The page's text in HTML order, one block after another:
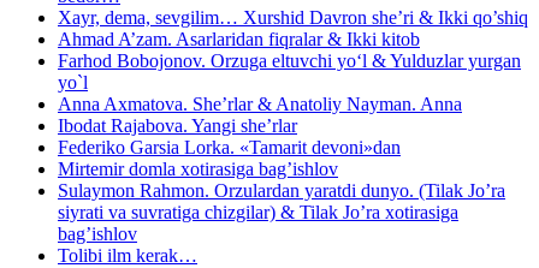
Xayr, dema, sevgilim… Xurshid Davron she’ri & Ikki qo’shiq
Ahmad A’zam. Asarlaridan fiqralar & Ikki kitob
Farhod Bobojonov. Orzuga eltuvchi yo‘l & Yulduzlar yurgan
yo`l
Anna Axmatova. She’rlar & Anatoliy Nayman. Anna
Ibodat Rajabova. Yangi she’rlar
Federiko Garsia Lorka. «Tamarit devoni»dan
Mirtemir domla xotirasiga bag’ishlov
Sulaymon Rahmon. Orzulardan yaratdi dunyo. (Tilak Jo’ra
siyrati va suvratiga chizgilar) & Tilak Jo’ra xotirasiga
bag’ishlov
Tolibi ilm kerak…